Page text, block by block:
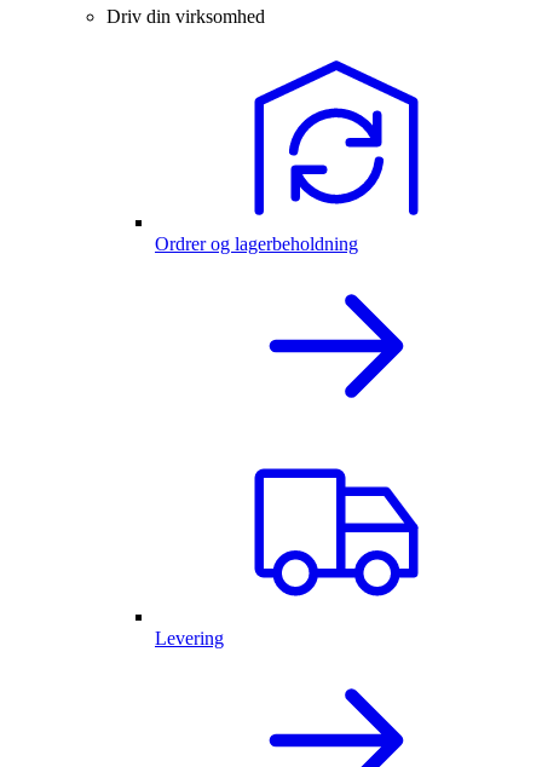
Driv din virksomhed
Ordrer og lagerbeholdning
Levering